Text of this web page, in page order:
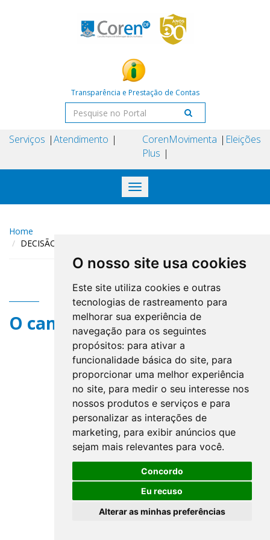
O nosso site usa cookies
Este site utiliza cookies e outras
tecnologias de rastreamento para
melhorar sua experiência de
navegação para os seguintes
propósitos: para ativar a
funcionalidade básica do site, para
proporcionar uma melhor experiência
no site, para medir o seu interesse nos
nossos produtos e serviços e para
personalizar as interações de
marketing, para exibir anúncios que
sejam mais relevantes para você.
Concordo
Eu recuso
Alterar as minhas preferências
Transparência e Prestação de Contas
Serviços Atendimento
Coren
Plus
Movimenta Eleições
Toggle
navigation
Home
DECISÃO COREN-DF N° 84 DE 19 DE ABRIL DE 2024
O campo title não existe.